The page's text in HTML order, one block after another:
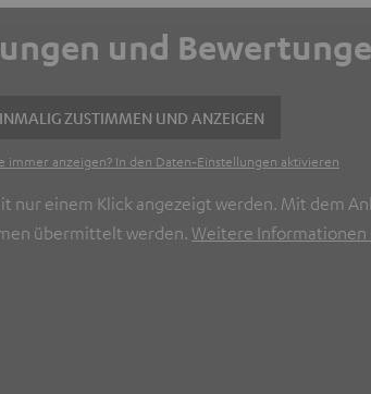
und
ZUSTIMMEN UND ANZEIGEN
immer anzeigen? In den Daten‑Einstellungen aktivieren
einem Klick angezeigt werden. Mit dem
übermittelt werden. Weitere Informationen